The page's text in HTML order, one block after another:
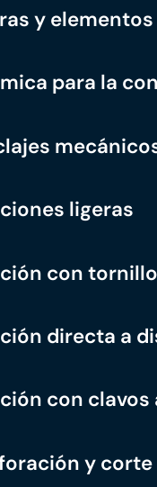
y
para la
ligeras
con
directa a
con clavos
y corte